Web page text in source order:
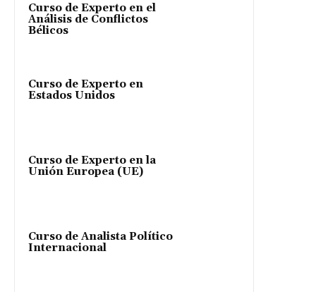
Curso de Experto en el
Análisis de Conflictos
Bélicos
Curso de Experto en
Estados Unidos
Curso de Experto en la
Unión Europea (UE)
Curso de Analista Político
Internacional